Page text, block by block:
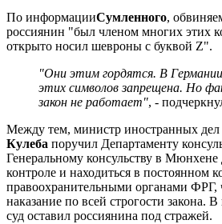
По информацииСумленного,
россиянин "был членом многих этих
открыто носил шевроны с буквой Z".
"Они этим гордятся. В
этих символов запрещена. Но
закон не работает", -
Между тем, министр иностранных
Кулеба поручил Департаменту
Генеральному консульству в Мюнхене
контроле и находиться в постоянном
правоохранительными органами ФРГ,
наказание по всей строгости закона.
суд оставил россиянина под стражей.